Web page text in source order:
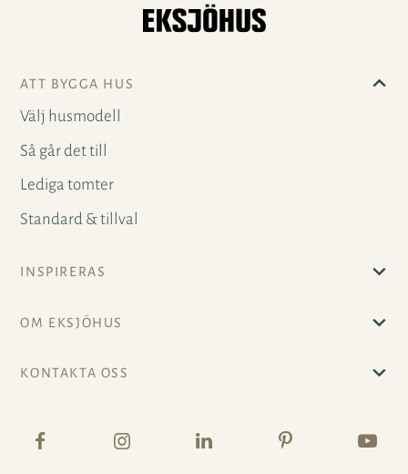
ATT BYGGA HUS
Välj husmodell
Så går det till
Lediga tomter
Standard & tillval
INSPIRERAS
OM EKSJÖHUS
KONTAKTA OSS